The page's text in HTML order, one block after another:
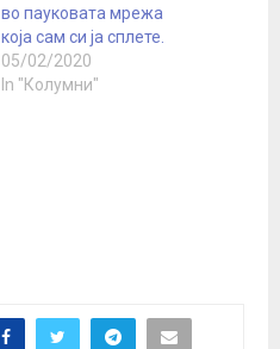
во пауковата мрежа
која сам си ја сплете.
05/02/2020
In "Колумни"